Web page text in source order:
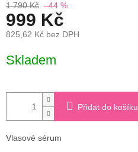
1 790 Kč –44 %
999 Kč
825,62 Kč bez DPH
cena:
Skladem
Přidat do košíku
Vlasové sérum